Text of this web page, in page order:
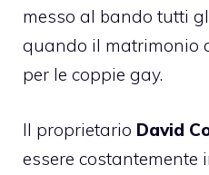
messo al bando tutti
quando il matrimonio
per le coppie gay.
Il proprietario David
essere costantemente